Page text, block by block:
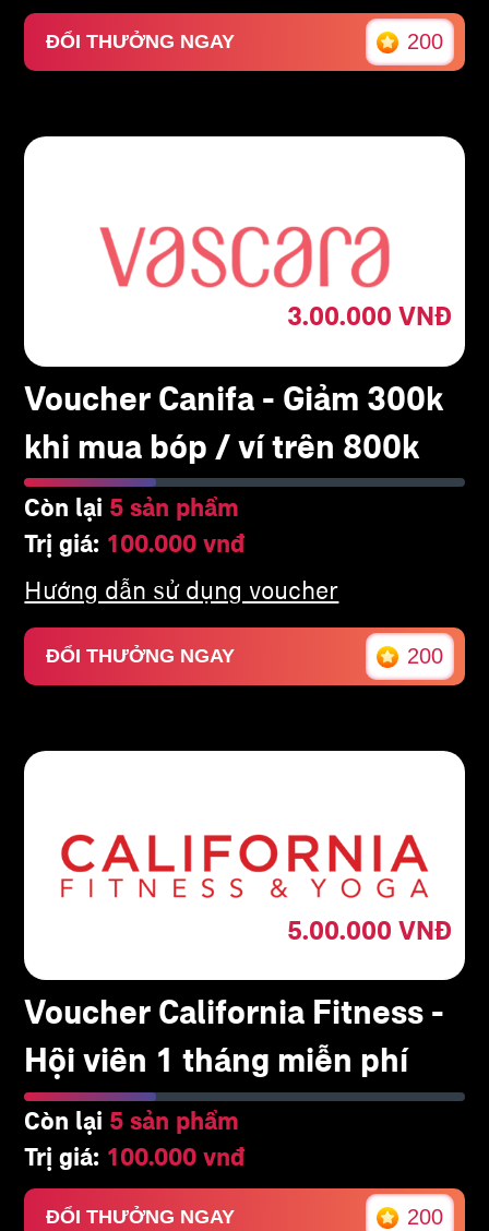
ĐỔI THƯỞNG NGAY 200
3.00.000 VNĐ
Voucher Canifa - Giảm 300k
khi mua bóp / ví trên 800k
Còn lại 5 sản phẩm
Trị giá: 100.000 vnđ
Hướng dẫn sử dụng voucher
ĐỔI THƯỞNG NGAY 200
5.00.000 VNĐ
Voucher California Fitness -
Hội viên 1 tháng miễn phí
Còn lại 5 sản phẩm
Trị giá: 100.000 vnđ
ĐỔI THƯỞNG NGAY 200